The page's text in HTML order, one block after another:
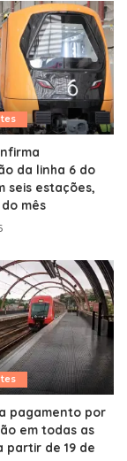
da linha 6 do
seis estações,
mês
pagamento por
em todas as
partir de 19 de